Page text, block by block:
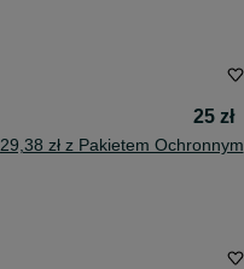
25 zł
29,38 zł z Pakietem Ochronnym